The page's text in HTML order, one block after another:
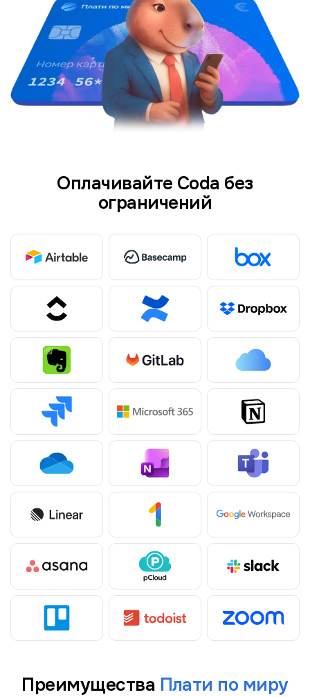
Оплачивайте Coda без
ограничений
Преимущества Плати по миру